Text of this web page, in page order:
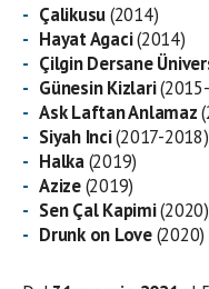
Çalikusu(2014)
Hayat Agaci(2014)
Çilgin Dersane
Günesin Kizlari
Ask Laftan Anlamaz
Siyah Inci(2017-2018)
Halka(2019)
Azize(2019)
Sen Çal Kapimi(2020)
Drunk on Love(2020)